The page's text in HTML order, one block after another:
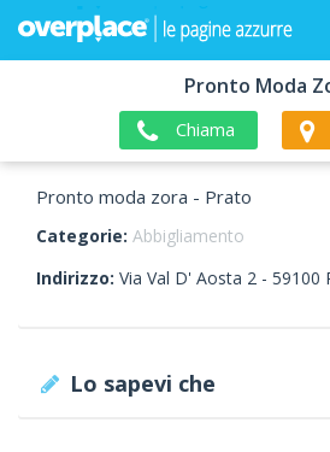
Pronto Moda
Chiama
Pronto moda zora - Prato
Categorie: Abbigliamento
Indirizzo: Via Val D' Aosta 2 - 59100
Lo sapevi che